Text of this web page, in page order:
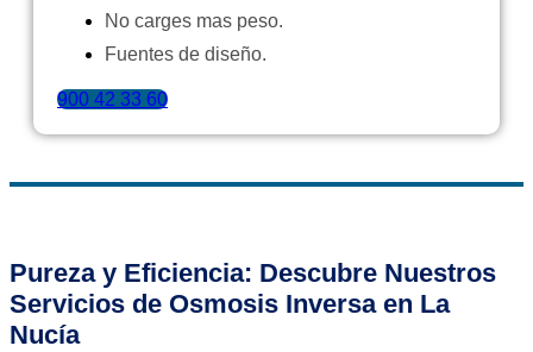
No carges mas peso.
Fuentes de diseño.
900 42 33 60
Pureza y Eficiencia: Descubre Nuestros
Servicios de Osmosis Inversa en La
Nucía